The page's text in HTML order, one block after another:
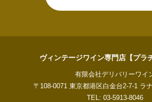
ヴィンテージワイン専門店【プラ
有限会社デリバリーワイ
〒108-0071 東京都港区白金台2-7-1 ラ
TEL: 03-5913-8046